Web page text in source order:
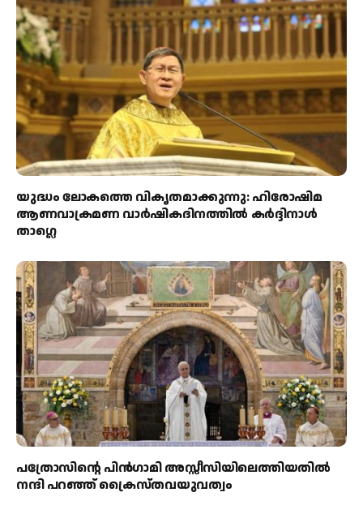
യുദ്ധം ലോകത്തെ വികൃതമാക്കുന്നു: ഹിരോഷിമ
ആണവാക്രമണ വാർഷികദിനത്തിൽ കർദ്ദിനാൾ
താഗ്ലെ
പത്രോസിന്റെ പിൻഗാമി അസ്സീസിയിലെത്തിയതിൽ
നന്ദി പറഞ്ഞ് ക്രൈസ്തവയുവത്വം